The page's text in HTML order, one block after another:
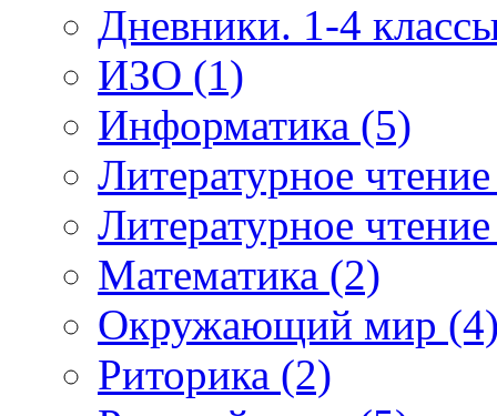
Дневники. 1-4
ИЗО (1)
Информатика (5)
Литературное
Литературное
Математика (2)
Окружающий мир
Риторика (2)